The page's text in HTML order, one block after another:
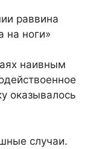
раввина
на ноги»
наивным
оказывалось
случаи.